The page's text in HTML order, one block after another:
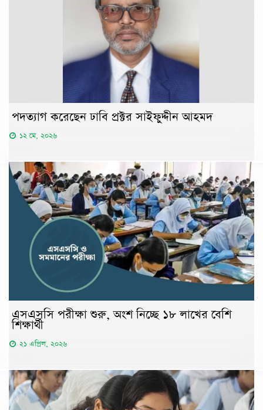
পদত্যাগ করেছেন ঢাবি প্রক্টর সাইফুদ্দীন আহমদ
১২ মে, ২০২৬
এসএসসি পরীক্ষা শুরু, অংশ নিচ্ছে ১৮ লাখের বেশি
শিক্ষার্থী
২১ এপ্রিল, ২০২৬